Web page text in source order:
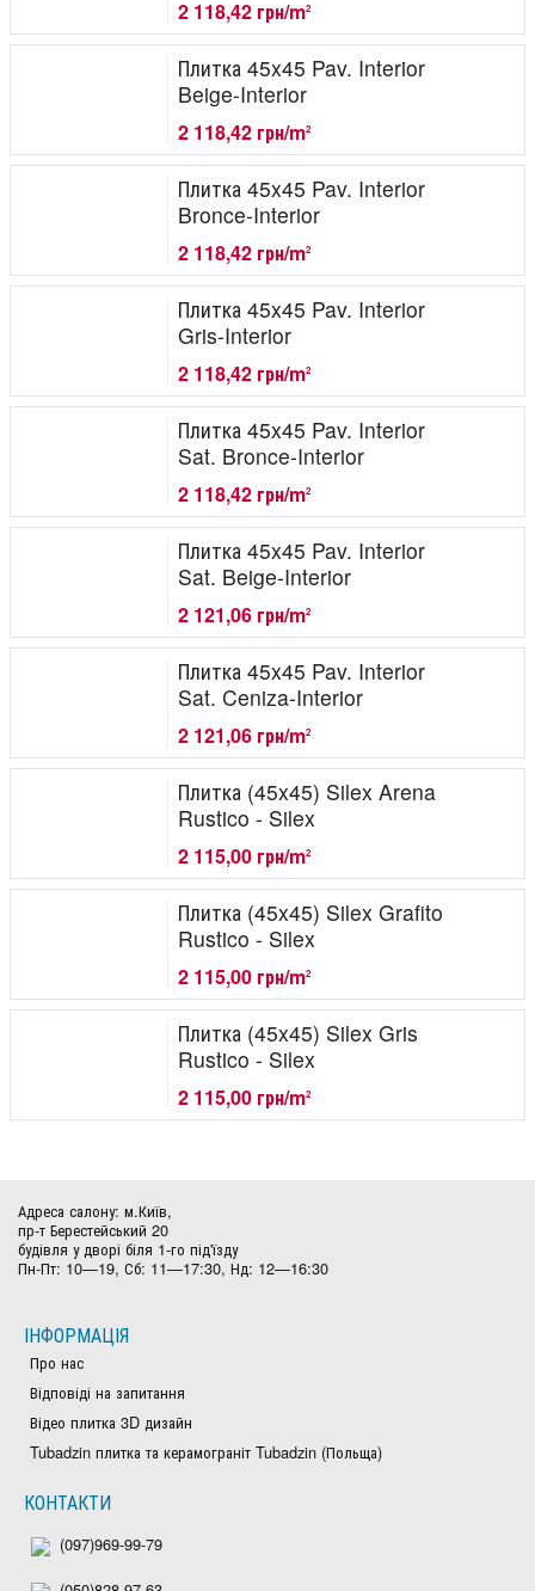
2 118,42 грн/m2
Плитка 45x45 Pav. Interior
Beige-Interior
2 118,42 грн/m2
Плитка 45x45 Pav. Interior
Bronce-Interior
2 118,42 грн/m2
Плитка 45x45 Pav. Interior
Gris-Interior
2 118,42 грн/m2
Плитка 45x45 Pav. Interior
Sat. Bronce-Interior
2 118,42 грн/m2
Плитка 45x45 Pav. Interior
Sat. Beige-Interior
2 121,06 грн/m2
Плитка 45x45 Pav. Interior
Sat. Ceniza-Interior
2 121,06 грн/m2
Плитка (45x45) Silex Arena
Rustico - Silex
2 115,00 грн/m2
Плитка (45x45) Silex Grafito
Rustico - Silex
2 115,00 грн/m2
Плитка (45x45) Silex Gris
Rustico - Silex
2 115,00 грн/m2
Адреса салону: м.Київ,
пр-т Берестейський 20
будівля у дворі біля 1-го під'їзду
Пн-Пт: 10—19, Сб: 11—17:30, Нд: 12—16:30
ІНФОРМАЦІЯ
Про нас
Відповіді на запитання
Відео плитка 3D дизайн
Tubadzin плитка та керамограніт Tubadzin (Польща)
КОНТАКТИ
(097)969-99-79